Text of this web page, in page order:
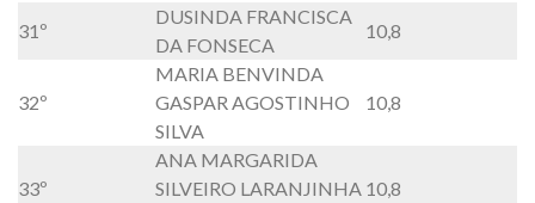
31º
DUSINDA FRANCISCA
DA FONSECA
10,8
32º
MARIA BENVINDA
GASPAR AGOSTINHO
SILVA
10,8
33º
ANA MARGARIDA
SILVEIRO LARANJINHA 10,8